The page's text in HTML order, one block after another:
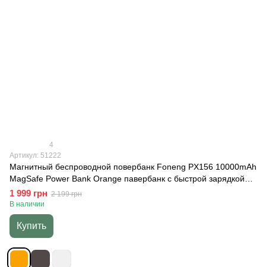
4
Артикул: 51222
Магнитный беспроводной повербанк Foneng PX156 10000mAh
MagSafe Power Bank Orange павербанк с быстрой зарядкой
USB компактный магсейф павербанк магнитная беспроводная
зарядка универсальный портативный аккумулятор для iPhone
12 13 14 15 16 17 Pro Max, Оранжевый
1 999 грн 2 199 грн
В наличии
Купить